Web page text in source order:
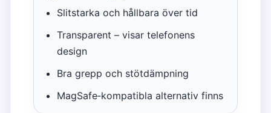
Slitstarka och hållbara över tid
Transparent – visar telefonens
design
Bra grepp och stötdämpning
MagSafe‑kompatibla alternativ finns